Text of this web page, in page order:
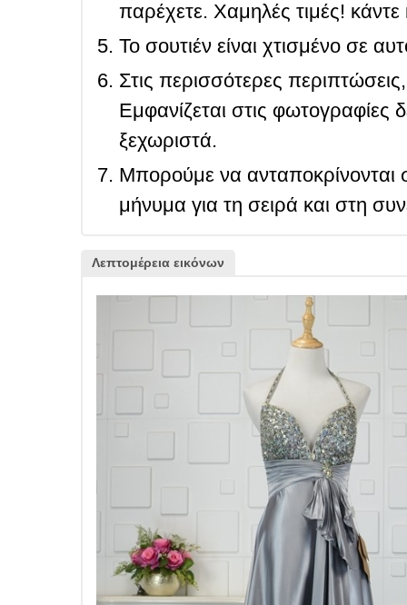
παρέχετε. Χαμηλές τιμές! κάντε
Το σουτιέν είναι χτισμένο σε
Στις περισσότερες
Εμφανίζεται στις φωτογραφίες
ξεχωριστά.
Μπορούμε να ανταποκρίνονται
μήνυμα για τη σειρά και στη
Λεπτομέρεια εικόνων